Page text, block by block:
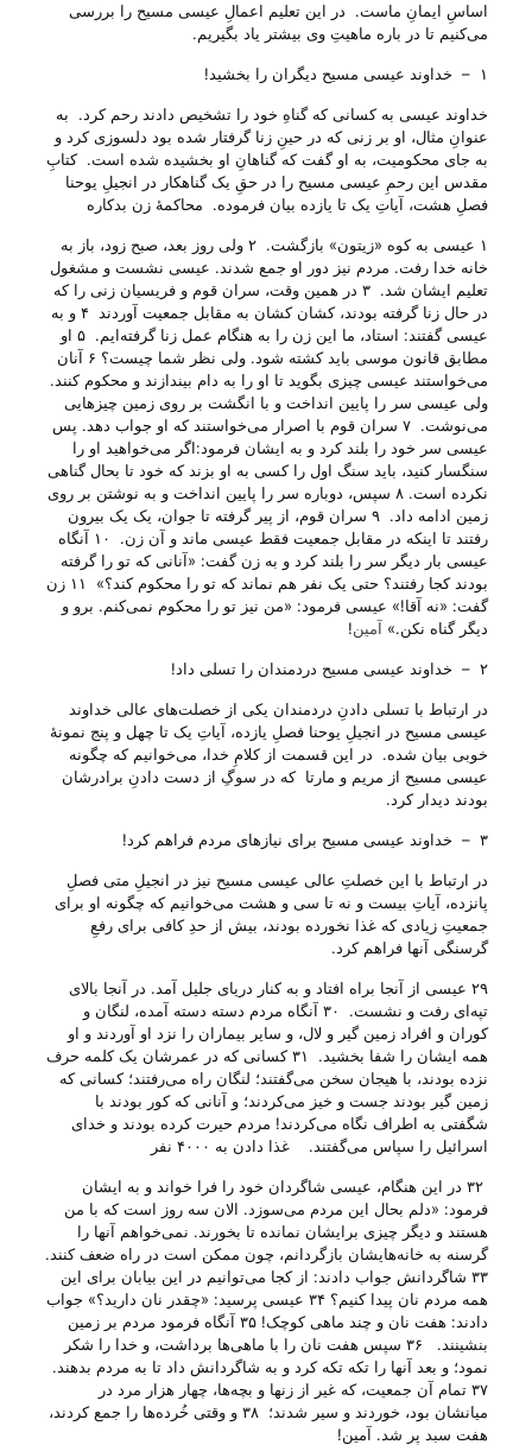
اساسِ ایمانِ ماست. در این تعلیم اعمالِ عیسی مسیح را بررسی
می‌‌کنیم تا در باره ماهیتِ وی بیشتر یاد بگیریم.
۱ – خداوند عیسی مسیح دیگران را بخشید!
خداوند عیسی به کسانی که گناهِ خود را تشخیص دادند رحم کرد. به
عنوانِ مثال، او بر زنی که در حینِ زنا گرفتار شده بود دلسوزی کرد و
به جای محکومیت، به او گفت که گناهانِ او بخشیده شده است. کتابِ
مقدس این رحمِ عیسی مسیح را در حقِ یک گناهکار در انجیلِ یوحنا
فصلِ هشت، آیاتِ یک تا یازده بیان فرموده. محاکمۀ زن بدکاره
۱ عیسی به کوه «زیتون» بازگشت. ۲ ولی روز بعد، صبح زود، باز به
خانه خدا رفت. مردم نیز دور او جمع شدند. عیسی نشست و مشغول
تعلیم ایشان شد. ۳ در همین وقت، سران قوم و فریسیان زنی را که
در حال زنا گرفته بودند، کشان کشان به مقابل جمعیت آوردند ۴ و به
عیسی گفتند: استاد، ما این زن را به هنگام عمل زنا گرفته‌ایم. ۵ او
مطابق قانون موسی باید کشته شود. ولی نظر شما چیست؟ ۶ آنان
می‌خواستند عیسی چیزی بگوید تا او را به دام بیندازند و محکوم کنند.
ولی عیسی سر را پایین انداخت و با انگشت بر روی زمین چیزهایی
می‌نوشت. ۷ سران قوم با اصرار می‌خواستند که او جواب دهد. پس
عیسی سر خود را بلند کرد و به ایشان فرمود:اگر می‌خواهید او را
سنگسار کنید، باید سنگ اول را کسی به او بزند که خود تا بحال گناهی
نکرده است. ۸ سپس، دوباره سر را پایین انداخت و به نوشتن بر روی
زمین ادامه داد. ۹ سران قوم، از پیر گرفته تا جوان، یک یک بیرون
رفتند تا اینکه در مقابل جمعیت فقط عیسی ماند و آن زن. ۱۰ آنگاه
عیسی بار دیگر سر را بلند کرد و به زن گفت: «آنانی که تو را گرفته
بودند کجا رفتند؟ حتی یک نفر هم نماند که تو را محکوم کند؟» ۱۱ زن
گفت: «نه آقا!» عیسی فرمود: «من نیز تو را محکوم نمی‌کنم. برو و
دیگر گناه نکن.» آمین!
۲ – خداوند عیسی مسیح دردمندان را تسلی داد!
در ارتباط با تسلی دادنِ دردمندان یکی از خصلت‌های عالی خداوند
عیسی مسیح در انجیلِ یوحنا فصلِ یازده، آیاتِ یک تا چهل و پنج نمونهٔ
خوبی بیان شده. در این قسمت از کلامِ خدا، می‌‌خوانیم که چگونه
عیسی مسیح از مریم و مارتا که در سوگِ از دست دادنِ برادرشان
بودند دیدار کرد.
۳ – خداوند عیسی مسیح برای نیاز‌های مردم فراهم کرد!
در ارتباط با این خصلتِ عالی عیسی مسیح نیز در انجیلِ متی فصلِ
پانزده، آیاتِ بیست و نه تا سی و هشت می‌‌خوانیم که چگونه او برای
جمعیتِ زیادی که غذا نخورده بودند، بیش از حدِ کافی برای رفعِ
گرسنگی آنها فراهم کرد.
۲۹ عیسی از آنجا براه افتاد و به کنار دریای جلیل آمد. در آنجا بالای
تپه‌ای رفت و نشست. ۳۰ آنگاه مردم دسته دسته آمده، لنگان و
کوران و افراد زمین گیر و لال، و سایر بیماران را نزد او آوردند و او
همه ایشان را شفا بخشید. ۳۱ کسانی که در عمرشان یک کلمه حرف
نزده بودند، با هیجان سخن می‌گفتند؛ لنگان راه می‌رفتند؛ کسانی که
زمین گیر بودند جست و خیز می‌کردند؛ و آنانی که کور بودند با
شگفتی به اطراف نگاه می‌کردند! مردم حیرت کرده بودند و خدای
اسرائیل را سپاس می‌گفتند. غذا دادن به ۴۰۰۰ نفر
۳۲ در این هنگام، عیسی شاگردان خود را فرا خواند و به ایشان
فرمود: «دلم بحال این مردم می‌سوزد. الان سه روز است که با من
هستند و دیگر چیزی برایشان نمانده تا بخورند. نمی‌خواهم آنها را
گرسنه به خانه‌هایشان بازگردانم، چون ممکن است در راه ضعف کنند.
۳۳ شاگردانش جواب دادند: از کجا می‌توانیم در این بیابان برای این
همه مردم نان پیدا کنیم؟ ۳۴ عیسی پرسید: «چقدر نان دارید؟» جواب
دادند: هفت نان و چند ماهی کوچک! ۳۵ آنگاه فرمود مردم بر زمین
بنشینند. ۳۶ سپس هفت نان را با ماهی‌ها برداشت، و خدا را شکر
نمود؛ و بعد آنها را تکه تکه کرد و به شاگردانش داد تا به مردم بدهند.
۳۷ تمام آن جمعیت، که غیر از زنها و بچه‌ها، چهار هزار مرد در
میانشان بود، خوردند و سیر شدند؛ ۳۸ و وقتی خُرده‌ها را جمع کردند،
هفت سبد پر شد. آمین!